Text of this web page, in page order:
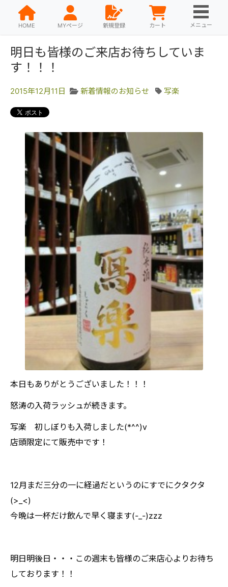
HOME MYページ 新規登録 カート メニュー
明日も皆様のご来店お待ちしていま
す！！！
2015年12月11日 新着情報のお知らせ 写楽
本日もありがとうございました！！！
怒涛の入荷ラッシュが続きます。
写楽 初しぼりも入荷しました(*^^)v
店頭限定にて販売中です！
12月まだ三分の一に経過だというのにすでにクタクタ
(>_<)
今晩は一杯だけ飲んで早く寝ます(-_-)zzz
明日明後日・・・この週末も皆様のご来店心よりお待ち
しております！！